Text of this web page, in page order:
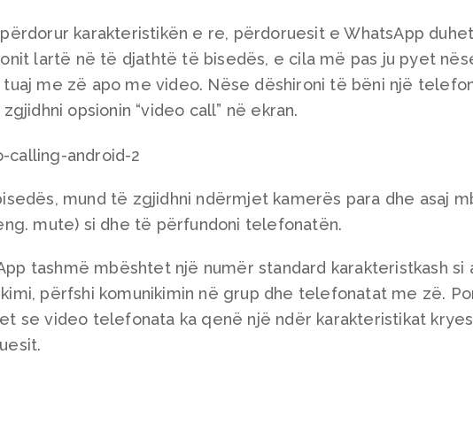
karakteristikën e re, përdoruesit e WhatsApp
lartë në të djathtë të bisedës, e cila më pas ju pyet
tuaj me zë apo me video. Nëse dëshironi të bëni një
opsionin “video call” në ekran.
mund të zgjidhni ndërmjet kamerës para dhe asaj
mute) si dhe të përfundoni telefonatën.
tashmë mbështet një numër standard karakteristkash si
përfshi komunikimin në grup dhe telefonatat me zë.
se video telefonata ka qenë një ndër karakteristikat